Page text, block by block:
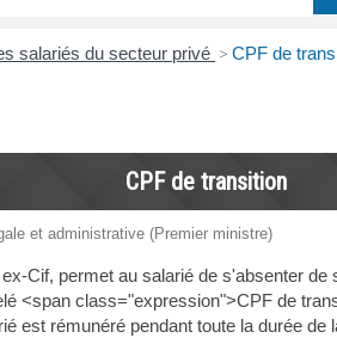
salariés du secteur privé > CPF de
CPF de transition
et administrative (Premier ministre)
Cif, permet au salarié de s'absenter
<span class="expression">CPF de
est rémunéré pendant toute la durée de